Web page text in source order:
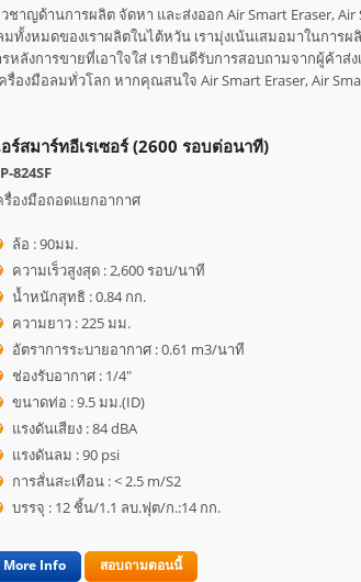
าญด้านการผลิต จัดหา และส่งออก Air Smart Eraser, Air
ทั้งหมดของเราผลิตในไต้หวัน เรามุ่งเน้นเสมอมาในการผ
ลังการขายที่เอาใจใส่ เรายินดีรับการสอบถามจากผู้ค้าส่
องมือลมทั่วโลก หากคุณสนใจ Air Smart Eraser, Air
ร์สมาร์ทอีเรเซอร์ (2600 รอบต่อนาที)
824SF
รื่องมือถอดแยกอากาศ
ล้อ : 90มม.
ความเร็วสูงสุด : 2,600 รอบ/นาที
น้ำหนักสุทธิ : 0.84 กก.
ความยาว : 225 มม.
อัตราการระบายอากาศ : 0.61 m3/นาที
ช่องรับอากาศ : 1/4"
ขนาดท่อ : 9.5 มม.(ID)
แรงดันเสียง : 84 dBA
แรงดันลม : 90 psi
การสั่นสะเทือน : < 2.5 m/S2
บรรจุ : 12 ชิ้น/1.1 ลบ.ฟุต/ก.:14 กก.
More Info สอบถามตอนนี้